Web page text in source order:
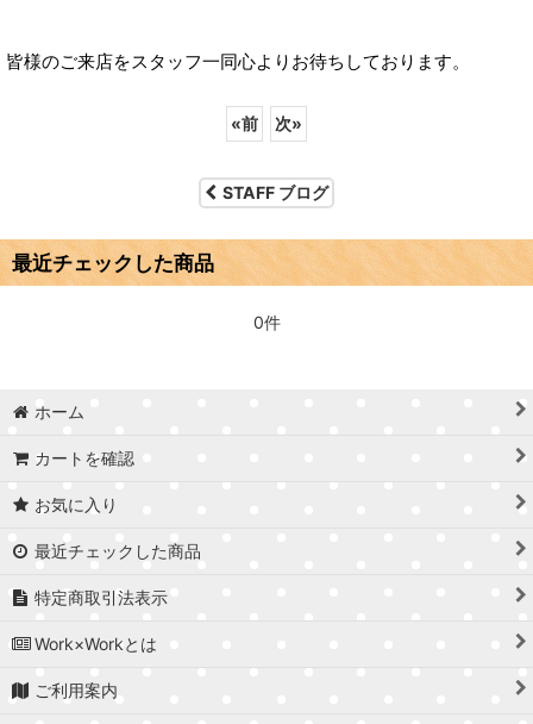
皆様のご来店をスタッフ一同心よりお待ちしております。
«前 次»
STAFF ブログ
最近チェックした商品
0件
ホーム
カートを確認
お気に入り
最近チェックした商品
特定商取引法表示
Work×Workとは
ご利用案内